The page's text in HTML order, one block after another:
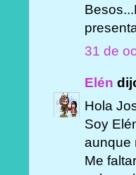
31 de
Elén
Hola
Soy
aunque
Me